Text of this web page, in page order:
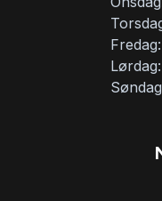
Kørecomputer
Fredag:
Lørdag: